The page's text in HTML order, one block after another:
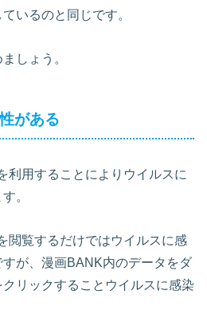
いるのと同じです。
しょう。
がある
利用することによりウイルスに
。
閲覧するだけではウイルスに感
が、漫画BANK内のデータをダ
リックすることウイルスに感染